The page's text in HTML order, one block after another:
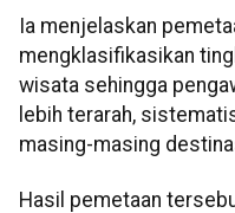
Ia menjelaskan
mengklasifikasikan
wisata sehingga
lebih terarah,
masing-masing
Hasil pemetaan